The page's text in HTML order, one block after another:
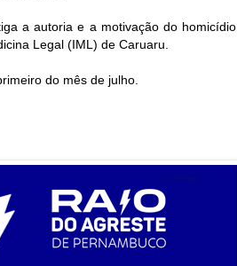
a autoria e a motivação do homicídio.
Legal (IML) de Caruaru.
do mês de julho.